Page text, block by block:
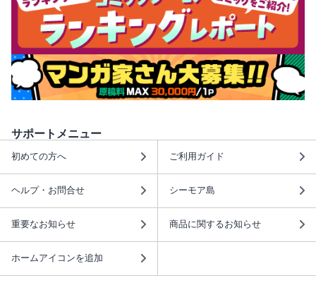
サポートメニュー
初めての方へ ご利用ガイド
ヘルプ・お問合せ シーモア島
重要なお知らせ 商品に関するお知らせ
ホームアイコンを追加